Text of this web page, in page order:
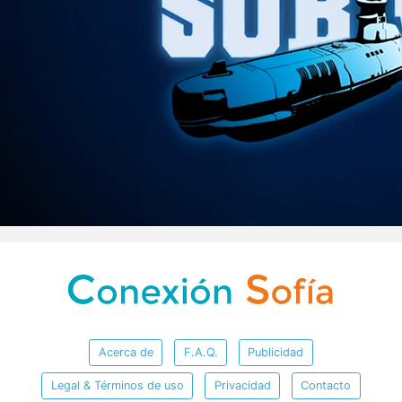
Acerca de F.A.Q. Publicidad
Legal & Términos de uso Privacidad Contacto